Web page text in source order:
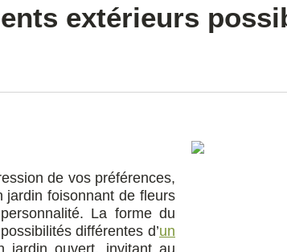
extérieurs
de vos préférences,
foisonnant de fleurs
La forme du
différentes d’un